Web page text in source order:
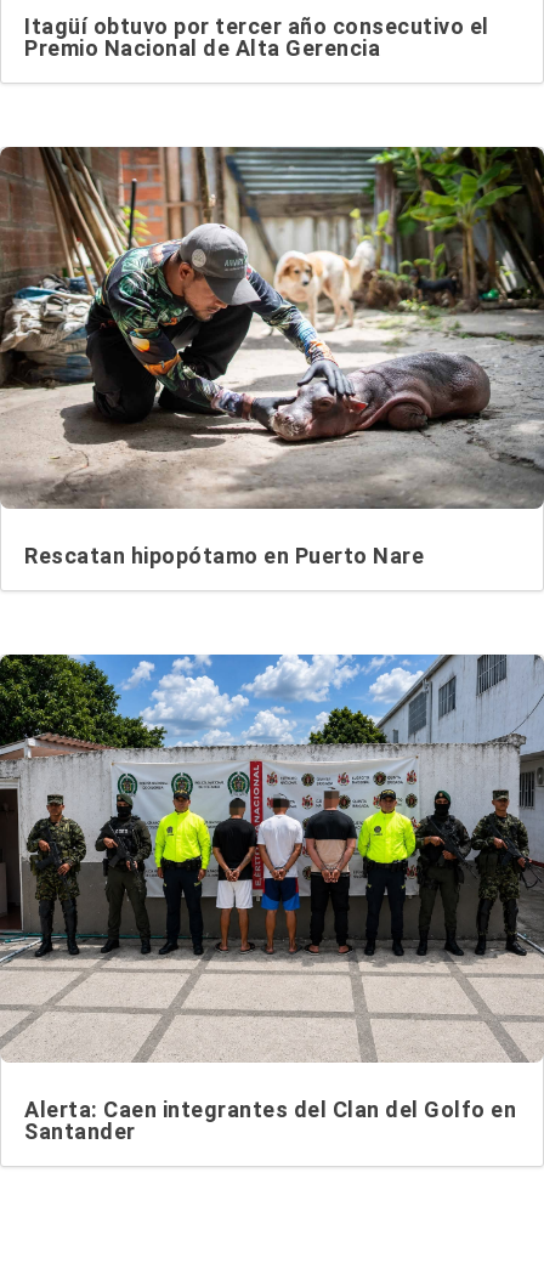
Itagüí obtuvo por tercer año consecutivo el
Premio Nacional de Alta Gerencia
Rescatan hipopótamo en Puerto Nare
Alerta: Caen integrantes del Clan del Golfo en
Santander